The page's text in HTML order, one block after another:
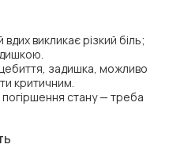
викликає різкий біль;
задишка, можливо
критичним.
стану — треба